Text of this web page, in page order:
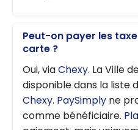
Peut-on payer les
carte ?
Oui, viaChexy. La Ville
disponible dans la liste
Chexy. PaySimply ne
comme bénéficiaire.